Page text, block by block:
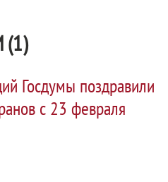
(1)
Госдумы поздравили
с 23 февраля